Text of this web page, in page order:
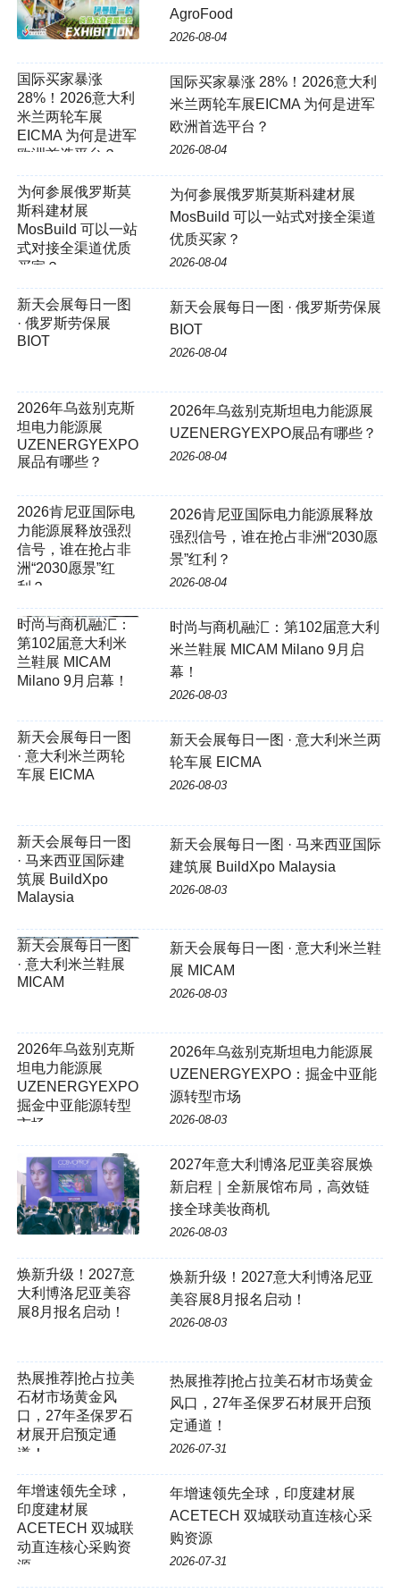
AgroFood
2026-08-04
国际买家暴涨
28%！2026意大利
米兰两轮车展
EICMA 为何是进军
欧洲首选平台？
国际买家暴涨 28%！2026意大利
米兰两轮车展EICMA 为何是进军
欧洲首选平台？
2026-08-04
为何参展俄罗斯莫
斯科建材展
MosBuild 可以一站
式对接全渠道优质
买家？
为何参展俄罗斯莫斯科建材展
MosBuild 可以一站式对接全渠道
优质买家？
2026-08-04
新天会展每日一图
· 俄罗斯劳保展
BIOT
新天会展每日一图 · 俄罗斯劳保展
BIOT
2026-08-04
2026年乌兹别克斯
坦电力能源展
UZENERGYEXPO
展品有哪些？
2026年乌兹别克斯坦电力能源展
UZENERGYEXPO展品有哪些？
2026-08-04
2026肯尼亚国际电
力能源展释放强烈
信号，谁在抢占非
洲“2030愿景”红
利？
2026肯尼亚国际电力能源展释放
强烈信号，谁在抢占非洲“2030愿
景”红利？
2026-08-04
时尚与商机融汇：第102届意大利
米兰鞋展 MICAM Milano 9月启
幕！
2026-08-03
新天会展每日一图
· 意大利米兰两轮
车展 EICMA
新天会展每日一图 · 意大利米兰两
轮车展 EICMA
2026-08-03
新天会展每日一图
· 马来西亚国际建
筑展 BuildXpo
Malaysia
新天会展每日一图 · 马来西亚国际
建筑展 BuildXpo Malaysia
2026-08-03
新天会展每日一图
· 意大利米兰鞋展
MICAM
新天会展每日一图 · 意大利米兰鞋
展 MICAM
2026-08-03
2026年乌兹别克斯
坦电力能源展
UZENERGYEXPO：
掘金中亚能源转型
市场
2026年乌兹别克斯坦电力能源展
UZENERGYEXPO：掘金中亚能
源转型市场
2026-08-03
2027年意大利博洛尼亚美容展焕
新启程｜全新展馆布局，高效链
接全球美妆商机
2026-08-03
焕新升级！2027意
大利博洛尼亚美容
展8月报名启动！
焕新升级！2027意大利博洛尼亚
美容展8月报名启动！
2026-08-03
热展推荐|抢占拉美
石材市场黄金风
口，27年圣保罗石
材展开启预定通
道！
热展推荐|抢占拉美石材市场黄金
风口，27年圣保罗石材展开启预
定通道！
2026-07-31
年增速领先全球，
印度建材展
ACETECH 双城联
动直连核心采购资
源
年增速领先全球，印度建材展
ACETECH 双城联动直连核心采
购资源
2026-07-31